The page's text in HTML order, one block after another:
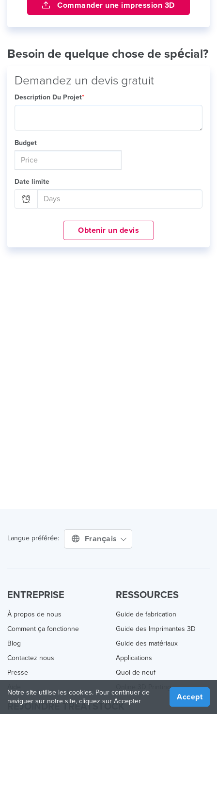
Commander une impression 3D
Besoin de quelque chose de spécial?
Demandez un devis gratuit
Description Du Projet*
Budget
Date limite
Obtenir un devis
Langue préférée: Français
ENTREPRISE
À propos de nous
Comment ça fonctionne
Blog
Contactez nous
Presse
RESSOURCES
Guide de fabrication
Guide des Imprimantes 3D
Guide des matériaux
Applications
Quoi de neuf
Online 3D Printing
REJOINDRE TREATSTOCK
Notre site utilise les cookies. Pour continuer de
naviguer sur notre site, cliquez sur Accepter
Accept